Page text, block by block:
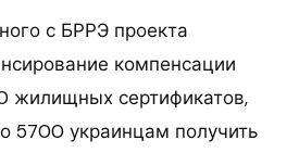
с БРРЭ проекта
компенсации
жилищных сертификатов,
5700 украинцам получить